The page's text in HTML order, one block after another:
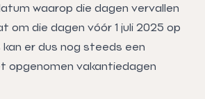
waarop die dagen vervallen
om die dagen vóór 1 juli 2025 op
er dus nog steeds een
opgenomen vakantiedagen